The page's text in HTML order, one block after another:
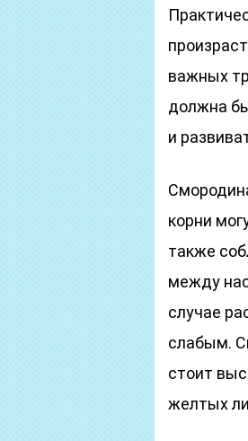
важных
должна
и
корни
также
между
случае
слабым.
стоит
желтых